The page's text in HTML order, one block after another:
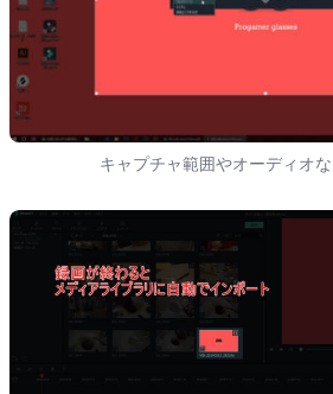
キャプチャ範囲やオーディオ